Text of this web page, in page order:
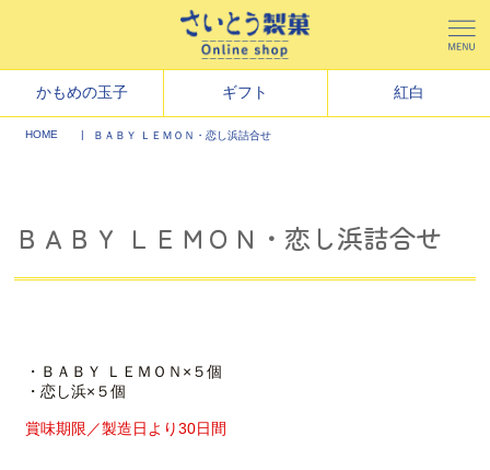
かもめの玉子 ギフト 紅白
HOME ＢＡＢＹ ＬＥＭＯＮ・恋し浜詰合せ
ＢＡＢＹ ＬＥＭＯＮ・恋し浜詰合せ
・ＢＡＢＹ ＬＥＭＯＮ×５個
・恋し浜×５個
賞味期限／製造日より30日間